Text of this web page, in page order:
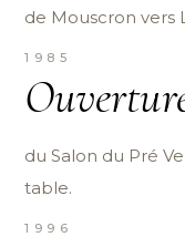
de Mouscron vers
1985
du Salon du Pré
table.
1996